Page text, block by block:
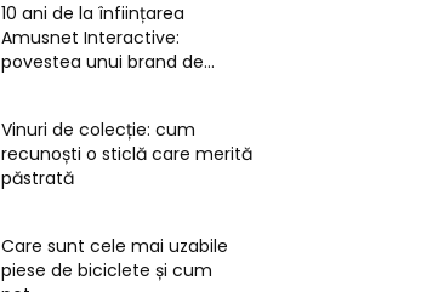
10 ani de la înființarea
Amusnet Interactive:
povestea unui brand de...
Vinuri de colecție: cum
recunoști o sticlă care merită
păstrată
Care sunt cele mai uzabile
piese de biciclete și cum